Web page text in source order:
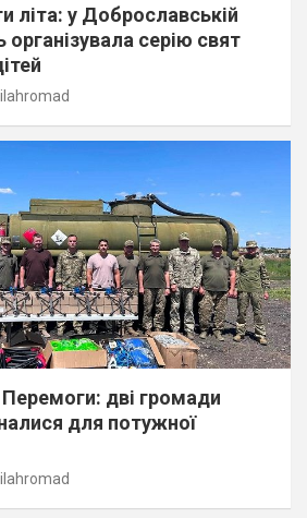
літа: у Доброславській
серію свят
дві громади
для потужної